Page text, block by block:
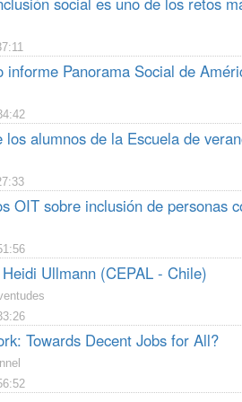
informe Panorama Social de
los alumnos de la Escuela de
OIT sobre inclusión de personas
Ullmann (CEPAL - Chile)
Towards Decent Jobs for All?